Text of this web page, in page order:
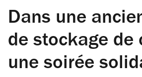
Dans une
de stockage de
une soirée